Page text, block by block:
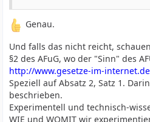
Genau.
Und falls das nicht reicht,
§2 des AFuG, wo der "Sinn" des
http://www.gesetze-im-
Speziell auf Absatz 2, Satz 1.
beschrieben.
Experimentell und technisch-
WIE und WOMIT wir